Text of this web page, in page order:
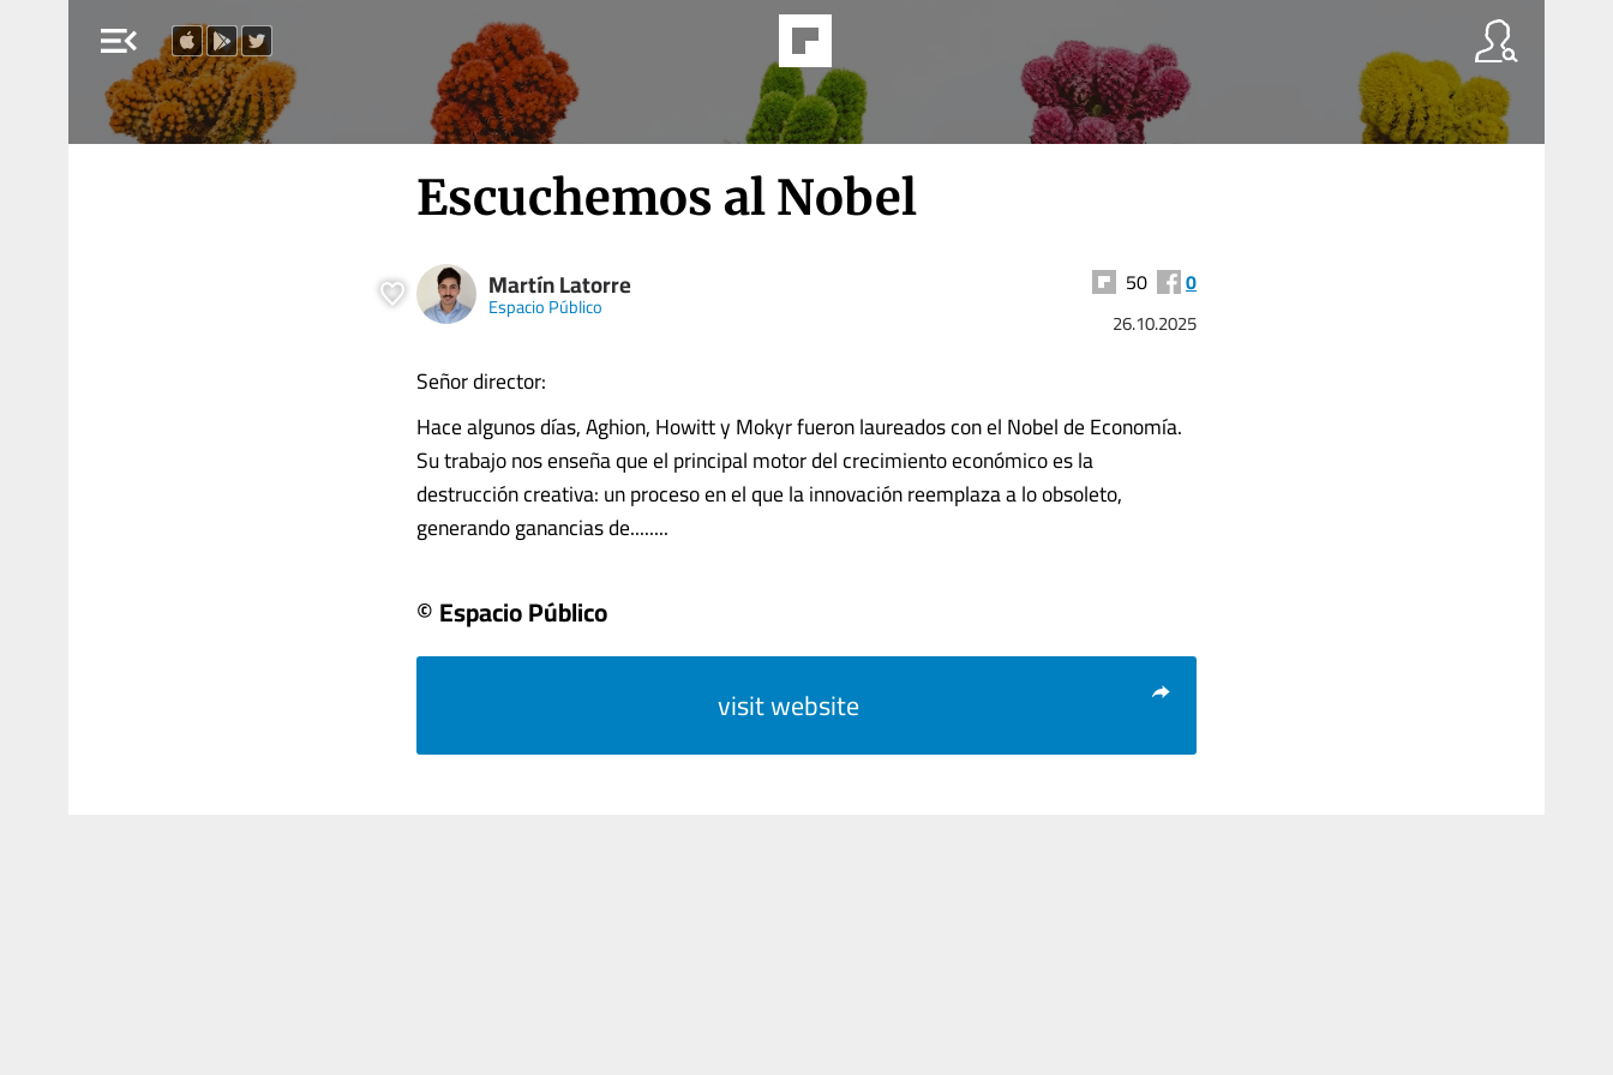
menu_open
Escuchemos al Nobel
Martín Latorre
Espacio Público
50 0
26.10.2025
Señor director:
Hace algunos días, Aghion, Howitt y Mokyr fueron laureados con el Nobel de Economía.
Su trabajo nos enseña que el principal motor del crecimiento económico es la
destrucción creativa: un proceso en el que la innovación reemplaza a lo obsoleto,
generando ganancias de........
© Espacio Público
visit website